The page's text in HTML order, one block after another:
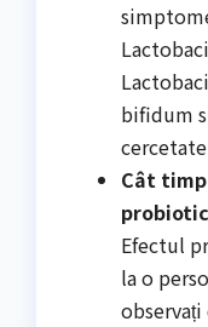
bifidum
Cât
Efectul
la o